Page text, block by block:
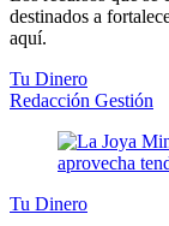
destinados a
aquí.
Tu Dinero
Redacción Gestión
Tu Dinero